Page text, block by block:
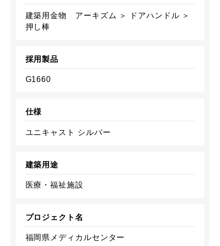
建築用金物 アーキズム ＞ ドアハンドル ＞
押し棒
採用製品
G1660
仕様
ユニキャスト シルバー
建築用途
医療・福祉施設
プロジェクト名
福岡県メディカルセンター